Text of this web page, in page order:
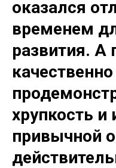
оказался
временем
развития. А
качественно
хрупкость и
привычной